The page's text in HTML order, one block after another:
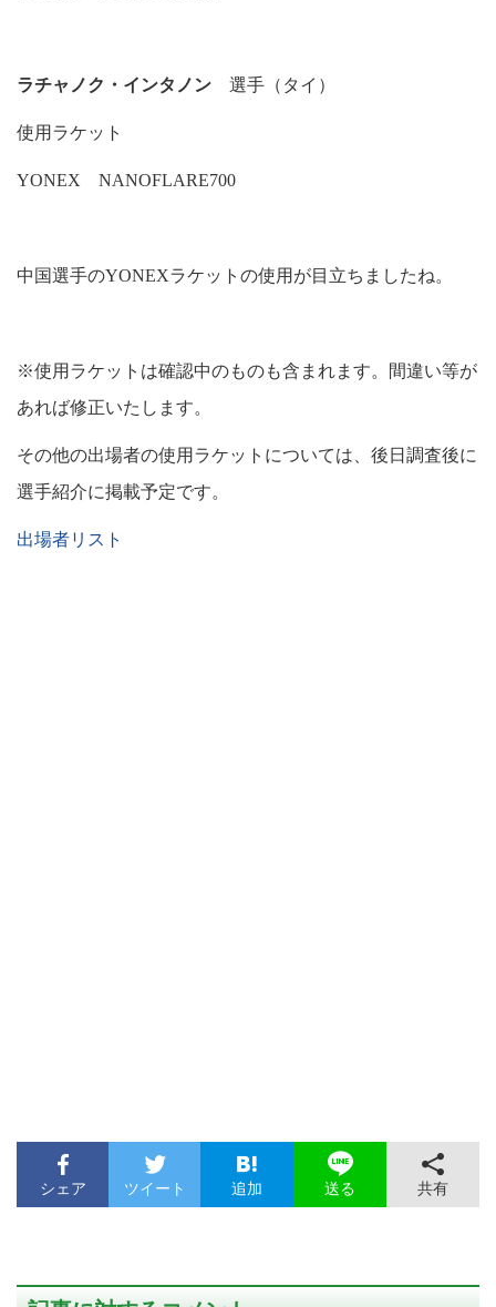
ラチャノク・インタノン 選手（タイ）
使用ラケット
YONEX NANOFLARE700
中国選手のYONEXラケットの使用が目立ちましたね。
※使用ラケットは確認中のものも含まれます。間違い等が
あれば修正いたします。
その他の出場者の使用ラケットについては、後日調査後に
選手紹介に掲載予定です。
出場者リスト
シェア ツイート 追加 送る 共有